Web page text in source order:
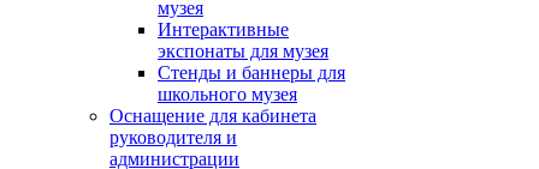
музея
Интерактивные
экспонаты для музея
Стенды и баннеры для
школьного музея
Оснащение для кабинета
руководителя и
администрации